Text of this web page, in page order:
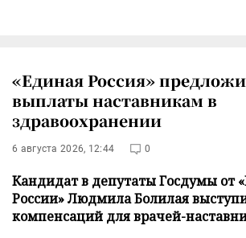
«Единая Россия»
выплаты наставникам в
здравоохранении
6 августа 2026, 12:44 0
Кандидат в депутаты Госдумы от
России» Людмила Болилая
компенсаций для врачей-